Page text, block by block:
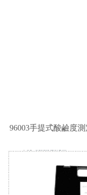
96003手提式酸鹼度